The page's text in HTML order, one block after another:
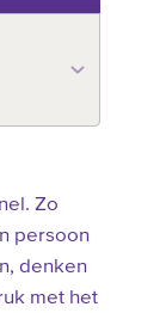
Zo
persoon
denken
met het